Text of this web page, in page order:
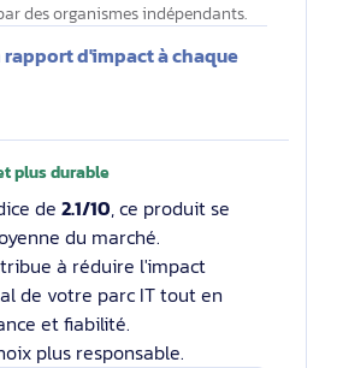
des organismes indépendants.
d'impact à chaque
plus durable
de 2.1/10, ce produit se
du marché.
à réduire l'impact
de votre parc IT tout en
et fiabilité.
plus responsable.